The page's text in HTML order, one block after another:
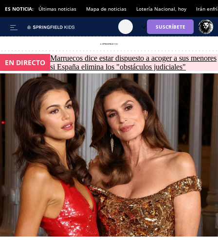
ES NOTICIA: Últimas noticias Mapa de noticias Lotería Nacional, hoy Irán
EN DIRECTO Marruecos dice estar dispuesto a acoger a sus menores
si España elimina los "obstáculos judiciales"